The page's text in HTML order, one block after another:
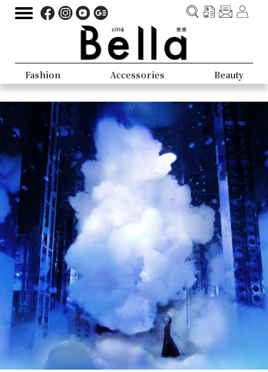
Fashion Accessories Beauty